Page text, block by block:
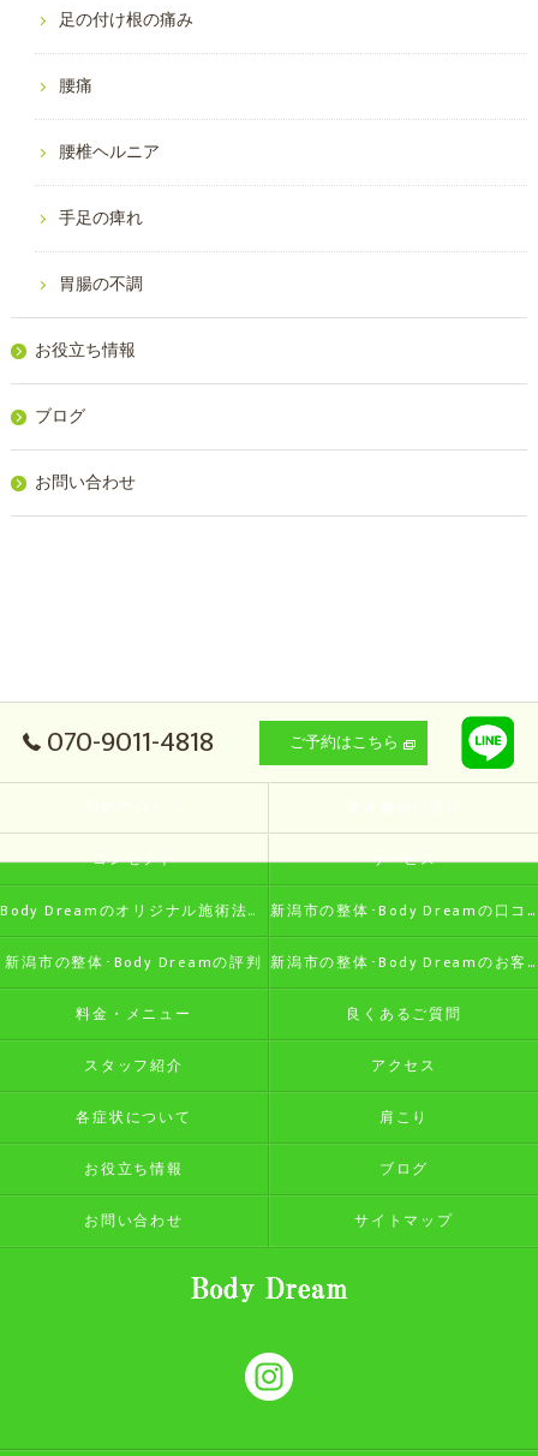
足の付け根の痛み
腰痛
腰椎ヘルニア
手足の痺れ
胃腸の不調
お役立ち情報
ブログ
お問い合わせ
070-9011-4818 ご予約はこちら
コンセプト サービス
Body Dreamのオリジナル施術法の特徴 新潟市の整体･Body Dreamの口コミ情報
新潟市の整体･Body Dreamの評判 新潟市の整体･Body Dreamのお客様の声
料金・メニュー 良くあるご質問
スタッフ紹介 アクセス
各症状について 肩こり
お役立ち情報 ブログ
お問い合わせ サイトマップ